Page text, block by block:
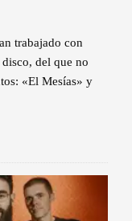
trabajado con
del que no
«El Mesías» y